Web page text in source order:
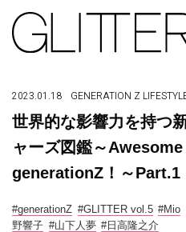
2023.01.18 GENERATION Z
世界的な影響力を持つ
ャーズ図鑑～
generationZ！～Part.1
#generationZ #GLITTER vol.5 #Mio
野響子 #山下人夢 #日高隆之介